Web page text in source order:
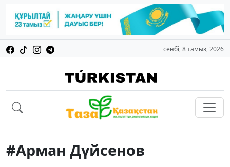
сенбі, 8 тамыз, 2026
#Арман Дүйсенов